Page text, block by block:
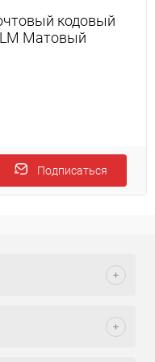
кодовый
Матовый
Подписаться